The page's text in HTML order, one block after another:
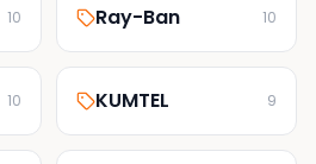
10 Ray-Ban 10
10 KUMTEL 9